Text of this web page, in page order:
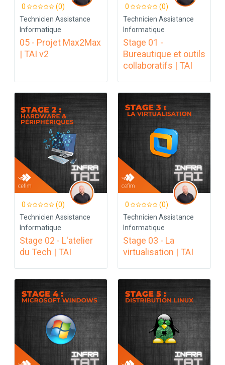
0
(0)
Technicien Assistance
Informatique
05 - Projet Max2Max
| TAI v2
0
(0)
Technicien Assistance
Informatique
Stage 01 -
Bureautique et outils
collaboratifs | TAI
0
(0)
Technicien Assistance
Informatique
Stage 02 - L'atelier
du Tech | TAI
0
(0)
Technicien Assistance
Informatique
Stage 03 - La
virtualisation | TAI